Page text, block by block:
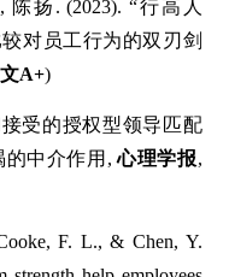
扬. (2023). “行高人
对员工行为的双刃剑
A+)
受的授权型领导匹配
的中介作用,心理学报,
F. L., & Chen, Y.